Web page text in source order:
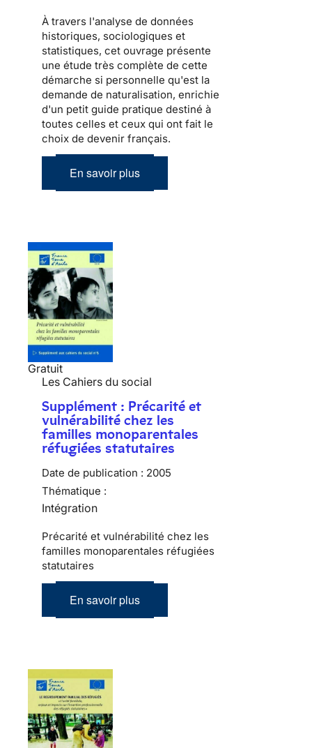
À travers l'analyse de données
historiques, sociologiques et
statistiques, cet ouvrage présente
une étude très complète de cette
démarche si personnelle qu'est la
demande de naturalisation, enrichie
d'un petit guide pratique destiné à
toutes celles et ceux qui ont fait le
choix de devenir français.
En savoir plus
Gratuit
Les Cahiers du social
Supplément : Précarité et
vulnérabilité chez les
familles monoparentales
réfugiées statutaires
Date de publication : 2005
Thématique :
Intégration
Précarité et vulnérabilité chez les
familles monoparentales réfugiées
statutaires
En savoir plus